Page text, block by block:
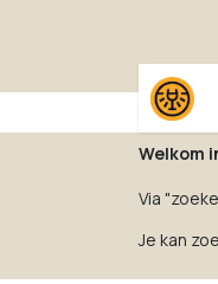
Welkom
Via
Je kan